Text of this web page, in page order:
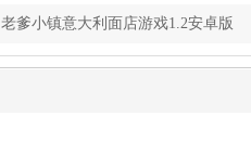
King Island)460.5安卓版
老爹小镇意大利面店游戏1.2安卓版